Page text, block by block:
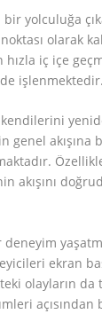
yolculuğa
olarak
iç içe
işlenmektedir.
akışına
akışını
ekran
olayların
açısından